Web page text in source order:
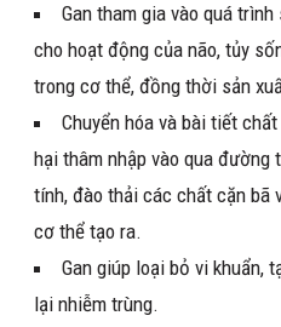
Gan tham gia vào quá
cho hoạt động của não, tủy
trong cơ thể, đồng thời sản
Chuyển hóa và bài tiết
hại thâm nhập vào qua đường
tính, đào thải các chất cặn bã
cơ thể tạo ra.
Gan giúp loại bỏ vi khuẩn,
lại nhiễm trùng.